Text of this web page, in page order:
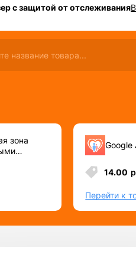
с защитой от отслеживания
зона
Google
14.00
Перейти к